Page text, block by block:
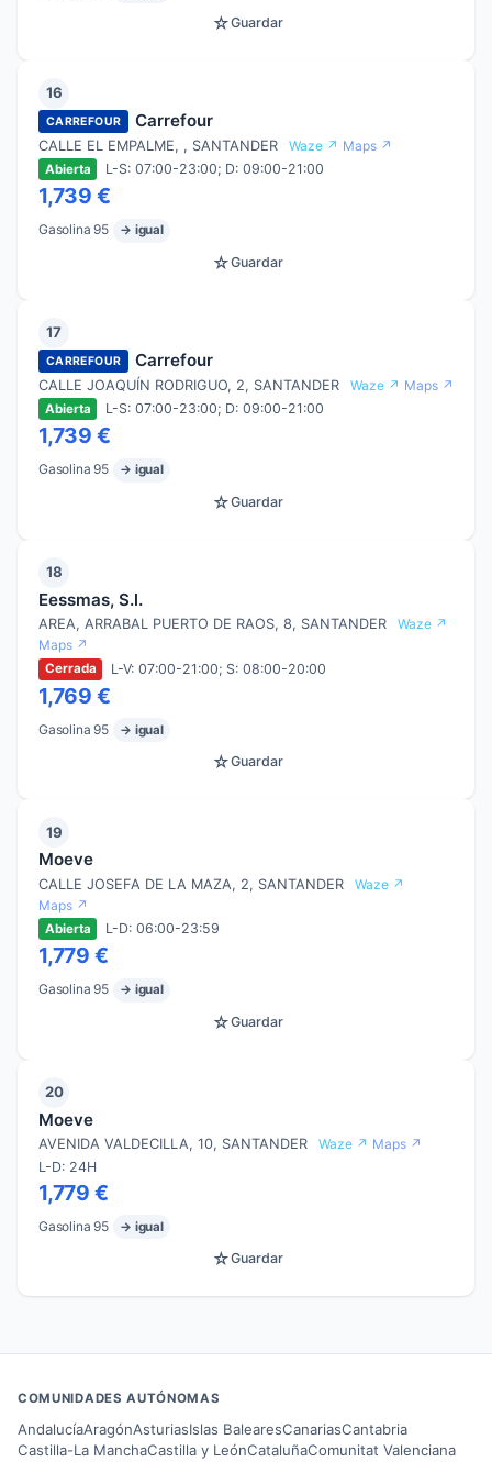
☆Guardar
16
CARREFOUR Carrefour
CALLE EL EMPALME, , SANTANDER Waze ↗ Maps ↗
Abierta L-S: 07:00-23:00; D: 09:00-21:00
1,739 €
Gasolina 95 → igual
☆Guardar
17
CARREFOUR Carrefour
CALLE JOAQUÍN RODRIGUO, 2, SANTANDER Waze ↗ Maps ↗
Abierta L-S: 07:00-23:00; D: 09:00-21:00
1,739 €
Gasolina 95 → igual
☆Guardar
18
Eessmas, S.l.
AREA, ARRABAL PUERTO DE RAOS, 8, SANTANDER
Waze ↗
Maps ↗
Cerrada L-V: 07:00-21:00; S: 08:00-20:00
1,769 €
Gasolina 95 → igual
☆Guardar
19
Moeve
CALLE JOSEFA DE LA MAZA, 2, SANTANDER
Waze ↗
Maps ↗
Abierta L-D: 06:00-23:59
1,779 €
Gasolina 95 → igual
☆Guardar
20
Moeve
AVENIDA VALDECILLA, 10, SANTANDER Waze ↗ Maps ↗
L-D: 24H
1,779 €
Gasolina 95 → igual
☆Guardar
COMUNIDADES AUTÓNOMAS
AndalucíaAragónAsturiasIslas BalearesCanariasCantabria
Castilla-La ManchaCastilla y LeónCataluñaComunitat Valenciana